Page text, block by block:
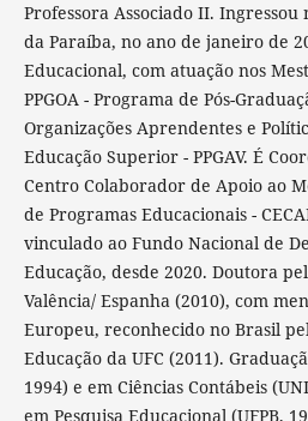
Professora Associado II.
da Paraíba, no ano de janeiro de
Educacional, com atuação nos
PPGOA - Programa de Pós-
Organizações Aprendentes e
Educação Superior - PPGAV. É
Centro Colaborador de Apoio ao
de Programas Educacionais -
vinculado ao Fundo Nacional de
Educação, desde 2020. Doutora
Valência/ Espanha (2010), com
Europeu, reconhecido no Brasil
Educação da UFC (2011).
1994) e em Ciências Contábeis
em Pesquisa Educacional (UFPB,